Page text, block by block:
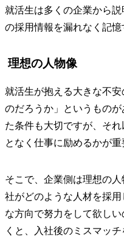
就活生は多くの企業から
の採用情報を漏れなく記憶
理想の人物像
就活生が抱える大きな不
のだろうか」というもの
た条件も大切ですが、そ
となく仕事に励めるかが重
そこで、企業側は理想の
社がどのような人材を採
な方向で努力をして欲し
くと、入社後のミスマッ